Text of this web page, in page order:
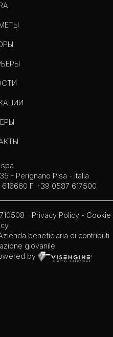
spa
- Perignano Pisa - Italia
F +39 0587 617500
- Privacy Policy- Cookie
beneficiaria di contributi
giovanile
by